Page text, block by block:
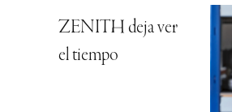
ZENITH deja ver
el tiempo